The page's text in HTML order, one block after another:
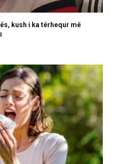
kush i ka tërhequr më